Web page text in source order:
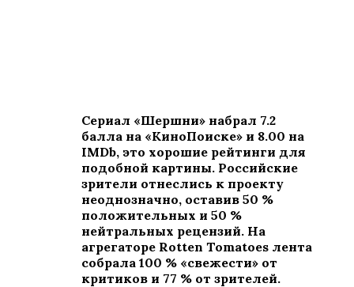
Сериал «Шершни» набрал 7.2
балла на «КиноПоиске» и 8.00 на
IMDb, это хорошие рейтинги для
подобной картины. Российские
зрители отнеслись к проекту
неоднозначно, оставив 50 %
положительных и 50 %
нейтральных рецензий. На
агрегаторе Rotten Tomatoes лента
собрала 100 % «свежести» от
критиков и 77 % от зрителей.